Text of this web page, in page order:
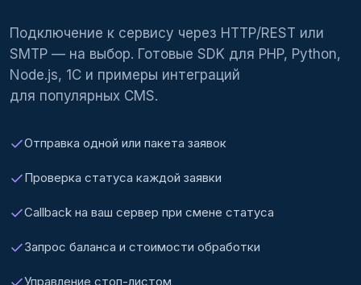
Подключение к сервису через HTTP/REST или
SMTP — на выбор. Готовые SDK для PHP, Python,
Node.js, 1С и примеры интеграций
для популярных CMS.
Отправка одной или пакета заявок
Проверка статуса каждой заявки
Callback на ваш сервер при смене статуса
Запрос баланса и стоимости обработки
Управление стоп-листом